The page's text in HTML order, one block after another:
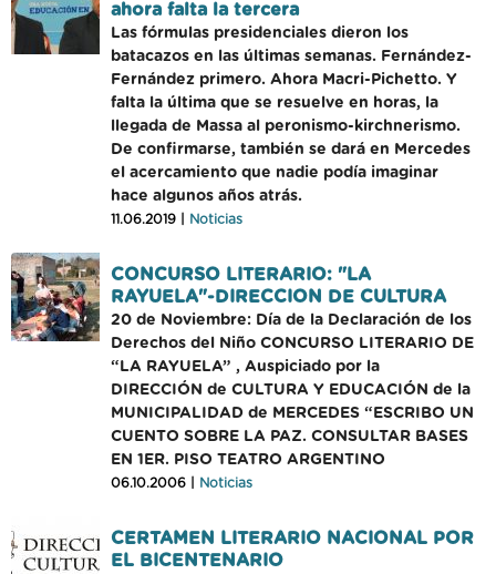
ahora falta la tercera
Las fórmulas presidenciales dieron los
batacazos en las últimas semanas. Fernández-
Fernández primero. Ahora Macri-Pichetto. Y
falta la última que se resuelve en horas, la
llegada de Massa al peronismo-kirchnerismo.
De confirmarse, también se dará en Mercedes
el acercamiento que nadie podía imaginar
hace algunos años atrás.
11.06.2019 | Noticias
CONCURSO LITERARIO: "LA
RAYUELA"-DIRECCION DE CULTURA
20 de Noviembre: Día de la Declaración de los
Derechos del Niño CONCURSO LITERARIO DE
“LA RAYUELA” , Auspiciado por la
DIRECCIÓN de CULTURA Y EDUCACIÓN de la
MUNICIPALIDAD de MERCEDES “ESCRIBO UN
CUENTO SOBRE LA PAZ. CONSULTAR BASES
EN 1ER. PISO TEATRO ARGENTINO
06.10.2006 | Noticias
CERTAMEN LITERARIO NACIONAL POR
EL BICENTENARIO